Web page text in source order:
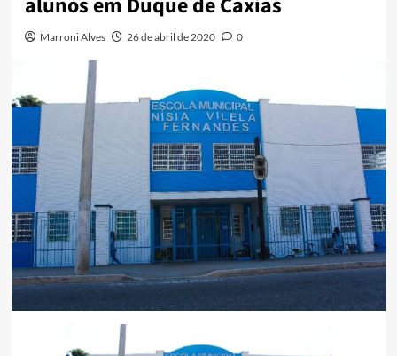
Marroni Alves 26 de abril de 2020 0